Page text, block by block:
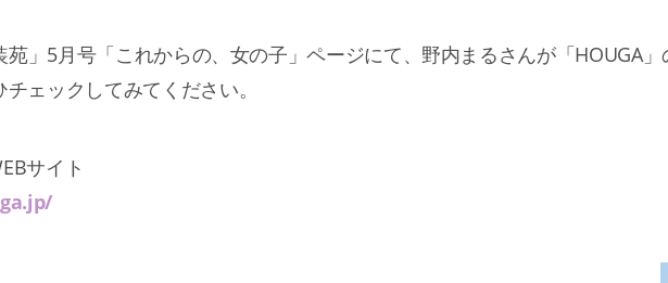
苑」5月号「これからの、女の子」ページにて、野内まるさんが「HOUGA
ェックしてみてください。
サイト